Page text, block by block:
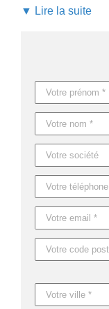
Optez pour cet
le choix de
Les délais de
production en
Contactez-nous
de communication et
Caractéristiques du
Référence : MO6709
Nom : BANTAL
Dimensions :
▼ Lire la suite